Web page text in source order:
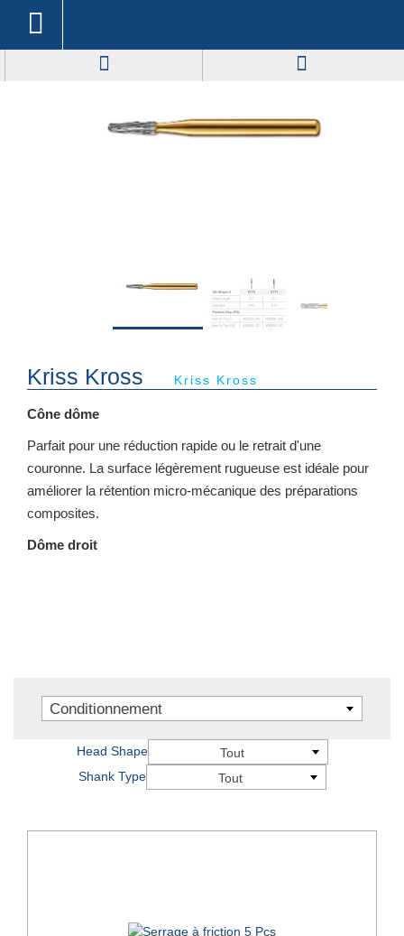
Kriss Kross Kriss Kross
Cône dôme
Parfait pour une réduction rapide ou le retrait d'une
couronne. La surface légèrement rugueuse est idéale pour
améliorer la rétention micro-mécanique des préparations
composites.
Dôme droit
Conditionnement
Head Shape
Tout
Shank Type
Tout